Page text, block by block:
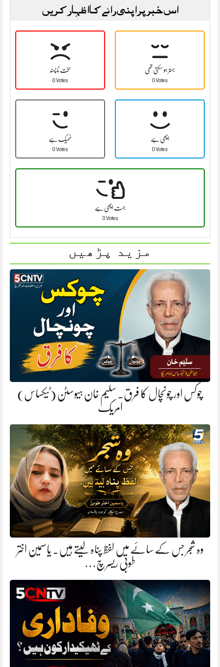
اس خبر پر اپنی رائے کا اظہار کریں
سخت نا پسند
0 Votes
بہتر ہو سکتی تھی
0 Votes
ٹھیک ہے
0 Votes
اچھی ہے
0 Votes
بہت اچھی ہے
0 Votes
مزید پڑھیں
چوکس اور چونچال کا فرق. سلیم خان ہیوسٹن (ٹیکساس)
امریک
وہ شجر جس کے سائے میں لفظ پناہ لیتے ہیں. یاسمین اختر
طوبیٰ ریسرچ…